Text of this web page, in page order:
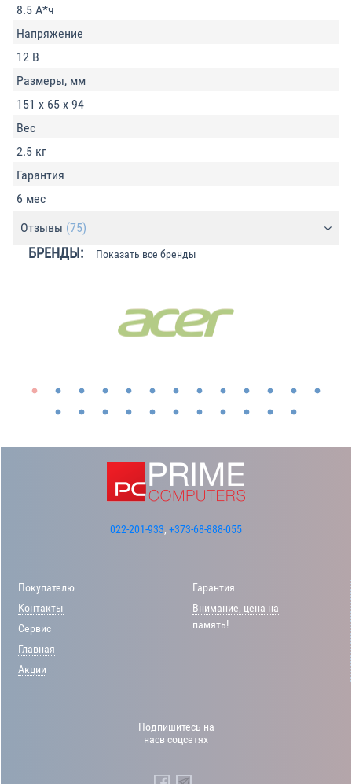
8.5 А*ч
Напряжение
12 В
Размеры, мм
151 x 65 x 94
Вес
2.5 кг
Гарантия
6 мес
Отзывы (75)
БРЕНДЫ: Показать все бренды
022-201-933, +373-68-888-055
Покупателю
Контакты
Сервис
Главная
Акции
Гарантия
Внимание, цена на
память!
Подпишитесь на
насв соцсетях